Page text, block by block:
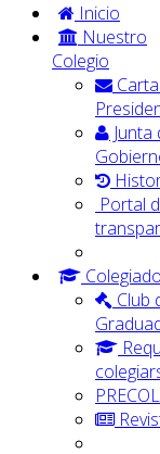
Inicio
Nuestro
Colegio
Junta
Portal
Club